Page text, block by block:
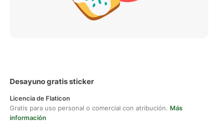
Desayuno gratis sticker
Licencia de Flaticon
Gratis para uso personal o comercial con atribución. Más
información